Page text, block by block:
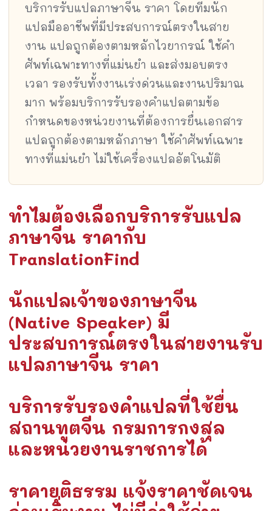
บริการรับแปลภาษาจีน ราคา โดยทีมนัก
แปลมืออาชีพที่มีประสบการณ์ตรงในสาย
งาน แปลถูกต้องตามหลักไวยากรณ์ ใช้คำ
ศัพท์เฉพาะทางที่แม่นยำ และส่งมอบตรง
เวลา รองรับทั้งงานเร่งด่วนและงานปริมาณ
มาก พร้อมบริการรับรองคำแปลตามข้อ
กำหนดของหน่วยงานที่ต้องการยื่นเอกสาร
แปลถูกต้องตามหลักภาษา ใช้คำศัพท์เฉพาะ
ทางที่แม่นยำ ไม่ใช้เครื่องแปลอัตโนมัติ
ทำไมต้องเลือกบริการรับแปล
ภาษาจีน ราคากับ
TranslationFind
นักแปลเจ้าของภาษาจีน
(Native Speaker) มี
ประสบการณ์ตรงในสายงานรับ
แปลภาษาจีน ราคา
บริการรับรองคำแปลที่ใช้ยื่น
สถานทูตจีน กรมการกงสุล
และหน่วยงานราชการได้
ราคายุติธรรม แจ้งราคาชัดเจน